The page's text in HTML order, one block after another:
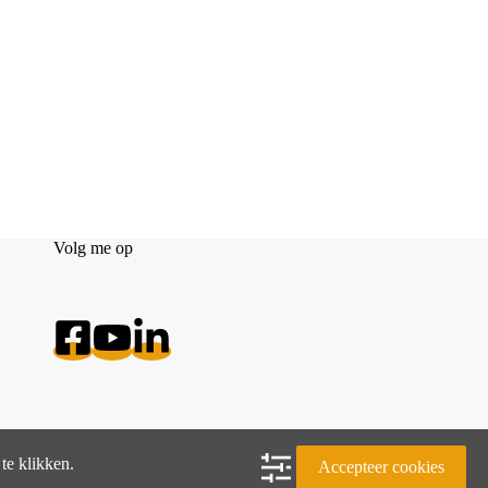
Volg me op
klikken. Accepteer cookies